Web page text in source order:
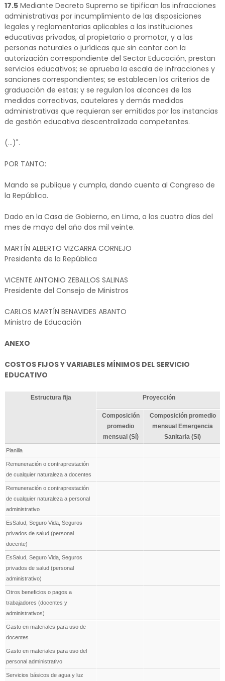
17.5Mediante Decreto Supremo se tipifican las infracciones
administrativas por incumplimiento de las disposiciones
legales y reglamentarias aplicables a las instituciones
educativas privadas, al propietario o promotor, y a las
personas naturales o jurídicas que sin contar con la
autorización correspondiente del Sector Educación, prestan
servicios educativos; se aprueba la escala de infracciones y
sanciones correspondientes; se establecen los criterios de
graduación de estas; y se regulan los alcances de las
medidas correctivas, cautelares y demás medidas
administrativas que requieran ser emitidas por las instancias
de gestión educativa descentralizada competentes.
(...)".
POR TANTO:
Mando se publique y cumpla, dando cuenta al Congreso de
la República.
Dado en la Casa de Gobierno, en Lima, a los cuatro días del
mes de mayo del año dos mil veinte.
MARTÍN ALBERTO VIZCARRA CORNEJO
Presidente de la República
VICENTE ANTONIO ZEBALLOS SALINAS
Presidente del Consejo de Ministros
CARLOS MARTÍN BENAVIDES ABANTO
Ministro de Educación
ANEXO
COSTOS FIJOS Y VARIABLES MÍNIMOS DEL SERVICIO
EDUCATIVO
Estructura fija Proyección
Composición
promedio
mensual (Sí)
Composición promedio
mensual Emergencia
Sanitaria (SI)
Planilla
Remuneración o contraprestación
de cualquier naturaleza a docentes
Remuneración o contraprestación
de cualquier naturaleza a personal
administrativo
EsSalud, Seguro Vida, Seguros
privados de salud (personal
docente)
EsSalud, Seguro Vida, Seguros
privados de salud (personal
administrativo)
Otros beneficios o pagos a
trabajadores (docentes y
administrativos)
Gasto en materiales para uso de
docentes
Gasto en materiales para uso del
personal administrativo
Servicios básicos de agua y luz